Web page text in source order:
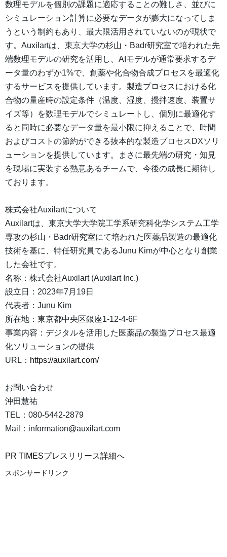
数理モデルを個別の課題に適応することの難しさ、並びに
シミュレーション計算に必要なデータが膨大になってしま
うという制約もあり、最大限活用されていないのが現状で
す。Auxilartは、東京大学の杉山・Badr研究室で培われた先
端数理モデルの研究を活用し、AIモデルが通常要求するデ
ータ量のわずか1%で、創薬や化合物合成プロセスを最適化
するサービスを提供しています。製造プロセスにおける化
合物の量産時の設定条件（温度、湿度、攪拌速度、装置サ
イズ等）を数理モデルでシミュレートし、個別に最適化す
ると同時に必要なデータ量を最小限に抑えることで、時間
およびコストの節約ができる抜本的な製造プロセスDXソリ
ューションを提供しています。まさに最先端の研究・知見
を現場に実装する熱意あるチームで、今後の成長に期待し
ております。
株式会社Auxilartについて
Auxilartは、東京大学大学院工学系研究科化学システム工学
専攻の杉山・Badr研究室にて培われた医薬品製造の最適化
技術を基に、特任研究員であるJunu Kimが中心となり創業
した会社です。
名称：株式会社Auxilart (Auxilart Inc.)
設立日：2023年7月19日
代表者：Junu Kim
所在地：東京都中央区銀座1-12-4-6F
事業内容：デジタルを活用した医薬品の製造プロセス最適
化ソリューションの提供
URL： https://auxilart.com/
お問い合わせ
沖田慧祐
TEL：080-5442-2879
Mail：information@auxilart.com
PR TIMESプレスリリース詳細へ
スポンサードリンク